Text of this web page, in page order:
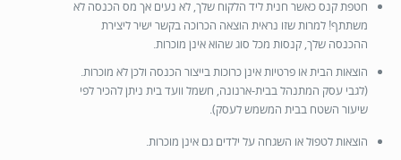
חטפת קנס כאשר חנית ליד הלקוח שלך, לא נעים אך מס הכנסה לא
משתתף!למרות שזו נראית הוצאה הכרוכה בקשר ישיר ליצירת
ההכנסה שלך, קנסות מכל סוג שהוא אינן מוכרות.
הוצאות הבית או פרטיות אינן כרוכות בייצור הכנסה ולכן לא מוכרות.
(לגבי עסק המתנהל בבית-ארנונה, חשמל וועד בית ניתן להכיר לפי
שיעור השטח בבית המשמש לעסק).
הוצאות לטפול או השגחה על ילדים גם אינן מוכרות.